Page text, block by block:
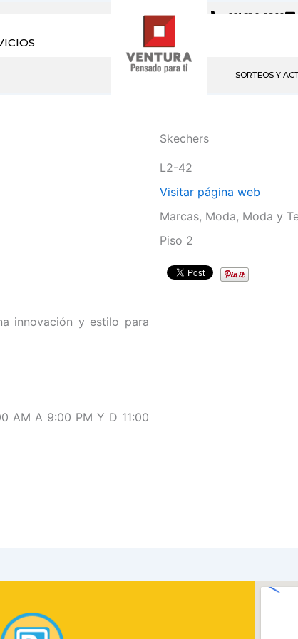
601 580 0260
SORTEOS Y
Skechers
L2-42
Visitar página web
Marcas, Moda, Moda y
Piso 2
innovación y estilo para
AM A 9:00 PM Y D 11:00